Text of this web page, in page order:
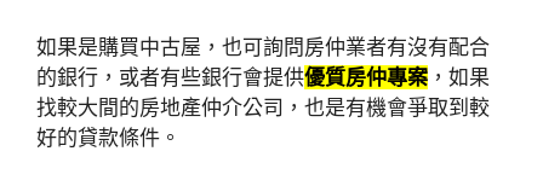
如果是購買中古屋，也可詢問房仲業者有沒有配合
的銀行，或者有些銀行會提供優質房仲專案 ，如果
找較大間的房地產仲介公司，也是有機會爭取到較
好的貸款條件。